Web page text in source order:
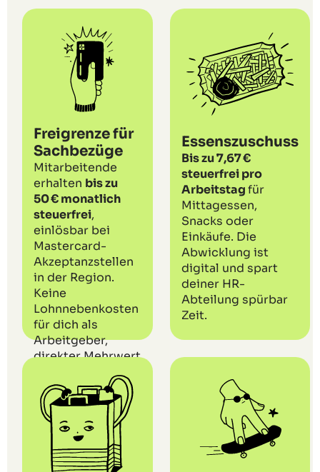
Freigrenze für
Sachbezüge
Mitarbeitende
erhalten bis zu
50 € monatlich
steuerfrei,
einlösbar bei
Mastercard-
Akzeptanzstellen
in der Region.
Keine
Lohnnebenkosten
für dich als
Arbeitgeber,
direkter Mehrwert
Essenszuschuss
Bis zu 7,67 €
steuerfrei pro
Arbeitstagfür
Mittagessen,
Snacks oder
Einkäufe. Die
Abwicklung ist
digital und spart
deiner HR-
Abteilung spürbar
Zeit.